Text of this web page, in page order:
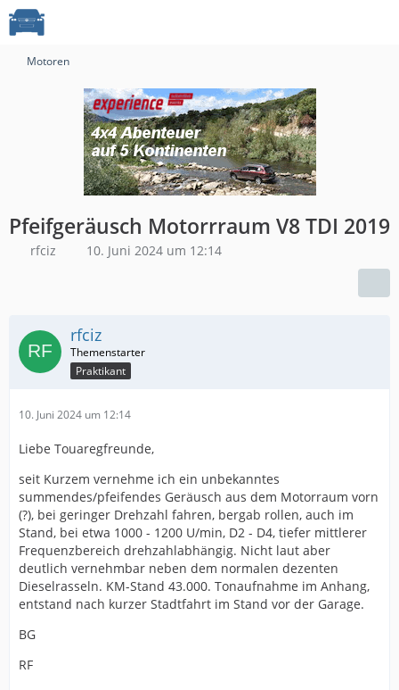
Motoren
Pfeifgeräusch Motorrraum V8 TDI 2019
rfciz 10. Juni 2024 um 12:14
rfciz
Praktikant
10. Juni 2024 um 12:14
Liebe Touaregfreunde,
seit Kurzem vernehme ich ein unbekanntes
summendes/pfeifendes Geräusch aus dem Motorraum vorn
(?), bei geringer Drehzahl fahren, bergab rollen, auch im
Stand, bei etwa 1000 - 1200 U/min, D2 - D4, tiefer mittlerer
Frequenzbereich drehzahlabhängig. Nicht laut aber
deutlich vernehmbar neben dem normalen dezenten
Dieselrasseln. KM-Stand 43.000. Tonaufnahme im Anhang,
entstand nach kurzer Stadtfahrt im Stand vor der Garage.
BG
RF